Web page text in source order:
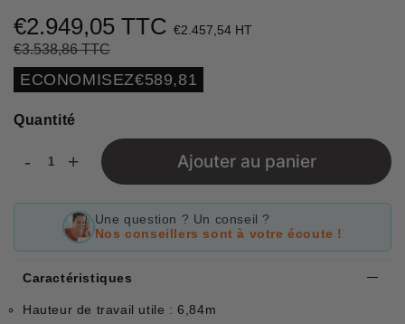
€2.949,05 TTC €2.457,54 HT
€3.538,86 TTC
régulier
réduit
Unit
price
ECONOMISEZ€589,81
Quantité
- + Ajouter au panier
Une question ? Un conseil ?
Nos conseillers sont à votre écoute !
Caractéristiques
Hauteur de travail utile : 6,84m